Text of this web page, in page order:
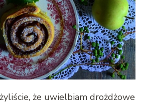
że uwielbiam drożdżowe